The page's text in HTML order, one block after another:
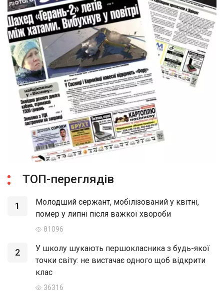
ТОП-переглядів
1
Молодший сержант, мобілізований у квітні,
помер у липні після важкої хвороби
81096
2
У школу шукають першокласника з будь-якої
точки світу: не вистачає одного щоб відкрити
клас
36316